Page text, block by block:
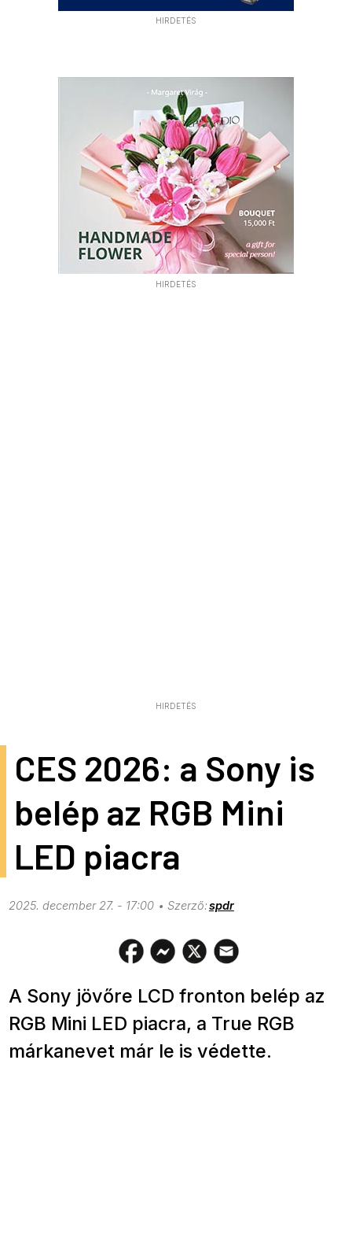
HIRDETÉS
HIRDETÉS
HIRDETÉS
CES 2026: a Sony is
belép az RGB Mini
LED piacra
2025. december 27. - 17:00 spdr
A Sony jövőre LCD fronton belép az
RGB Mini LED piacra, a True RGB
márkanevet már le is védette.